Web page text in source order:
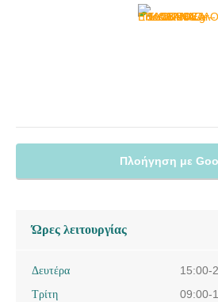
Πλοήγηση με
Ώρες λειτουργίας
Δευτέρα
15:00-
Τρίτη
09:00-